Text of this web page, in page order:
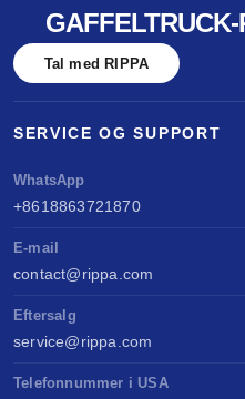
Tal med RIPPA
SERVICE OG SUPPORT
WhatsApp
+8618863721870
E-mail
contact@rippa.com
Eftersalg
service@rippa.com
Telefonnummer i USA